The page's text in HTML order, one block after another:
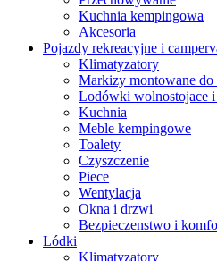
Kuchnia kempingowa
Akcesoria
Pojazdy rekreacyjne i
Klimatyzatory
Markizy montowane do
Lodówki wolnostojace
Kuchnia
Meble kempingowe
Toalety
Czyszczenie
Piece
Wentylacja
Okna i drzwi
Bezpieczenstwo i
Lódki
Klimatyzatory